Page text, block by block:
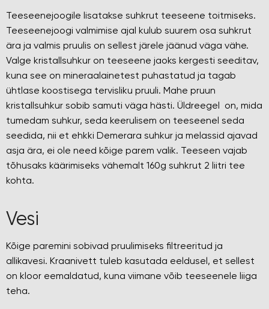
Teeseenejoogile lisatakse suhkrut teeseene toitmiseks.
Teeseenejoogi valmimise ajal kulub suurem osa suhkrut
ära ja valmis pruulis on sellest järele jäänud väga vähe.
Valge kristallsuhkur on teeseene jaoks kergesti seeditav,
kuna see on mineraalainetest puhastatud ja tagab
ühtlase koostisega tervisliku pruuli. Mahe pruun
kristallsuhkur sobib samuti väga hästi. Üldreegel on, mida
tumedam suhkur, seda keerulisem on teeseenel seda
seedida, nii et ehkki Demerara suhkur ja melassid ajavad
asja ära, ei ole need kõige parem valik. Teeseen vajab
tõhusaks käärimiseks vähemalt 160g suhkrut 2 liitri tee
kohta.
Vesi
Kõige paremini sobivad pruulimiseks filtreeritud ja
allikavesi. Kraanivett tuleb kasutada eeldusel, et sellest
on kloor eemaldatud, kuna viimane võib teeseenele liiga
teha.